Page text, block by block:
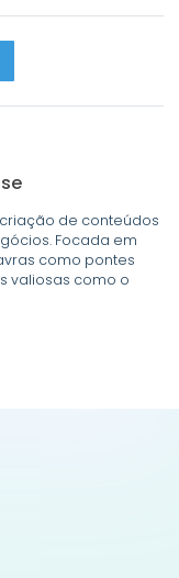
de conteúdos
Focada em
como pontes
valiosas como o